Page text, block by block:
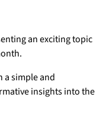
an exciting topic
a simple and
insights into the